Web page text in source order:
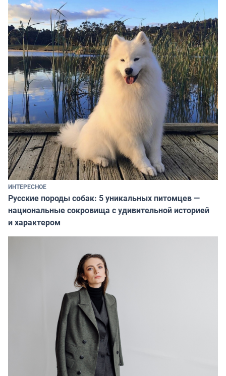
ИНТЕРЕСНОЕ
Русские породы собак: 5 уникальных питомцев —
национальные сокровища с удивительной историей
и характером